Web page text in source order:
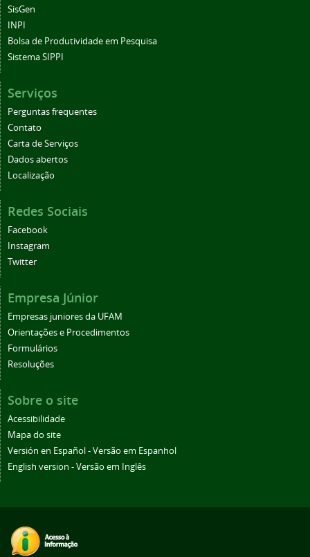
SisGen
INPI
Bolsa de Produtividade em Pesquisa
Sistema SIPPI
Serviços
Perguntas frequentes
Contato
Carta de Serviços
Dados abertos
Localização
Redes Sociais
Facebook
Instagram
Twitter
Empresa Júnior
Empresas juniores da UFAM
Orientações e Procedimentos
Formulários
Resoluções
Sobre o site
Acessibilidade
Mapa do site
Versión en Español - Versão em Espanhol
English version - Versão em Inglês